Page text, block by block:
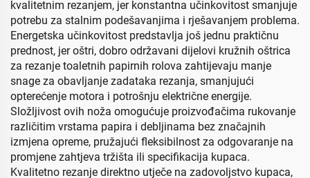
kvalitetnim rezanjem, jer konstantna učinkovitost smanjuje
potrebu za stalnim podešavanjima i rješavanjem problema.
Energetska učinkovitost predstavlja još jednu praktičnu
prednost, jer oštri, dobro održavani dijelovi kružnih oštrica
za rezanje toaletnih papirnih rolova zahtijevaju manje
snage za obavljanje zadataka rezanja, smanjujući
opterećenje motora i potrošnju električne energije.
Složljivost ovih noža omogućuje proizvođačima rukovanje
različitim vrstama papira i debljinama bez značajnih
izmjena opreme, pružajući fleksibilnost za odgovaranje na
promjene zahtjeva tržišta ili specifikacija kupaca.
Kvalitetno rezanje direktno utječe na zadovoljstvo kupaca,